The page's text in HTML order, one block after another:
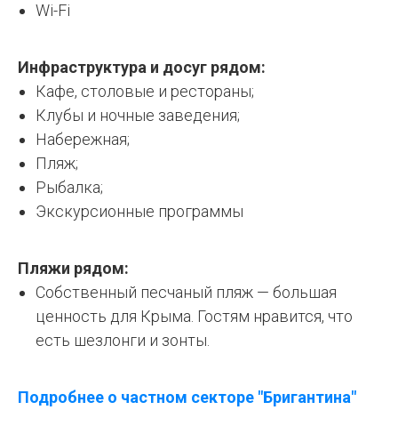
Wi-Fi
Инфраструктура и досуг рядом:
Кафе, столовые и рестораны;
Клубы и ночные заведения;
Набережная;
Пляж;
Рыбалка;
Экскурсионные программы
Пляжи рядом:
Собственный песчаный пляж — большая
ценность для Крыма. Гостям нравится, что
есть шезлонги и зонты.
Подробнее о частном секторе "Бригантина"